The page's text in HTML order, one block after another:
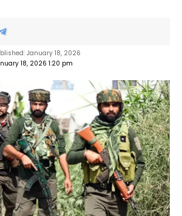
18, 2026 1:20 pm
January 18, 2026